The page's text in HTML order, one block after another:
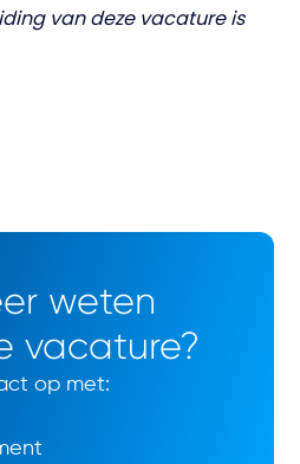
van deze vacature is
weten
vacature?
op met: